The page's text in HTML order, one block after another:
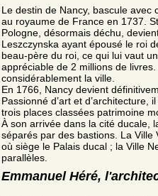
Le destin de Nancy, bascule
au royaume de France en 1737.
Pologne, désormais déchu,
Leszczynska ayant épousé le roi
beau-père du roi, ce qui lui vaut
appréciable de 2 millions de
considérablement la ville.
En 1766, Nancy devient
Passionné d’art et
trois places classées patrimoine
À son arrivée dans la cité ducale,
séparés par des bastions. La
où siège le Palais ducal ; la Ville
parallèles.
Emmanuel Héré,